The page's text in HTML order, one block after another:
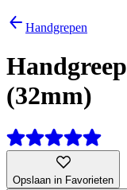
Handgrepen
(32mm)
Opslaan in Favorieten